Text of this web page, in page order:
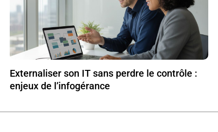
Externaliser son IT sans perdre le contrôle :
enjeux de l’infogérance